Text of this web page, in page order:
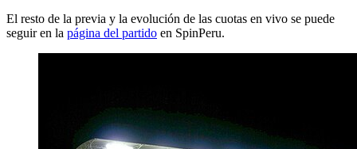
El resto de la previa y la evolución de las cuotas en vivo se puede
seguir en la página del partido en SpinPeru.